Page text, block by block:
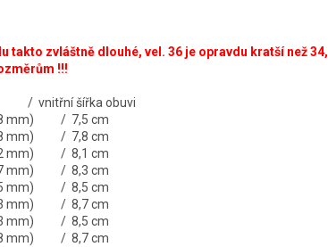
takto zvláštně dlouhé, vel. 36 je opravdu kratší než 34,
!!!
šířka obuvi
mm) / 7,5 cm
mm) / 7,8 cm
mm) / 8,1 cm
mm) / 8,3 cm
mm) / 8,5 cm
mm) / 8,7 cm
mm) / 8,5 cm
mm) / 8,7 cm